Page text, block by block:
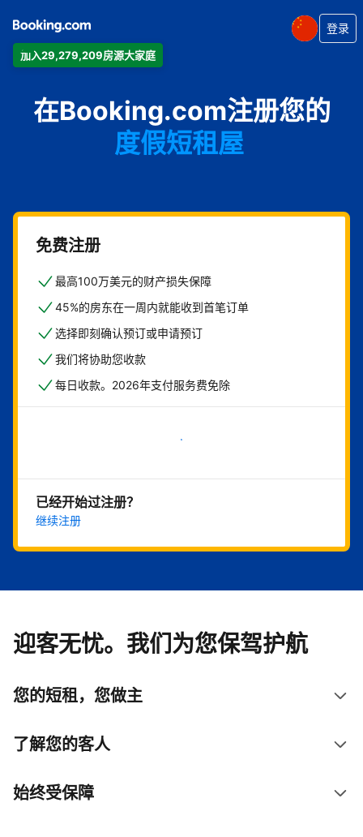
加入29,279,209房源大家庭
登录
在Booking.com注册您的
公寓
酒店
度假短租屋
住宿加早餐旅馆
免费注册
最高100万美元的财产损失保障
45%的房东在一周内就能收到首笔订单
选择即刻确认预订或申请预订
我们将协助您收款
每日收款。2026年支付服务费免除
立即开始
已经开始过注册？
继续注册
迎客无忧。我们为您保驾护航
您的短租，您做主
了解您的客人
始终受保障